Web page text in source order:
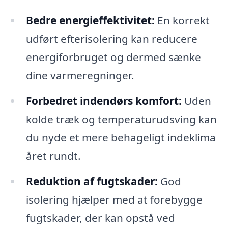
Bedre energieffektivitet: En korrekt
udført efterisolering kan reducere
energiforbruget og dermed sænke
dine varmeregninger.
Forbedret indendørs komfort: Uden
kolde træk og temperaturudsving kan
du nyde et mere behageligt indeklima
året rundt.
Reduktion af fugtskader: God
isolering hjælper med at forebygge
fugtskader, der kan opstå ved